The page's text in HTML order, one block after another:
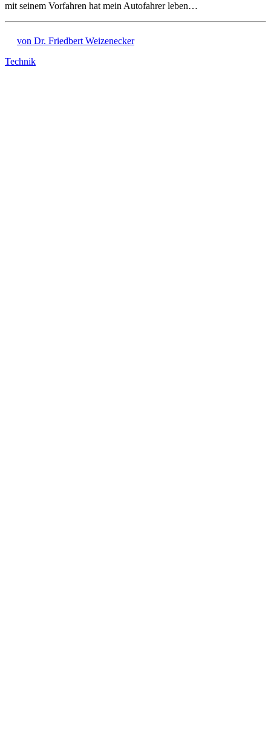
mit seinem Vorfahren hat mein Autofahrer leben…
von Dr. Friedbert Weizenecker
Technik